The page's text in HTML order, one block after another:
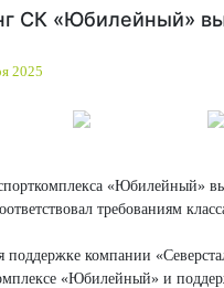
СК «Юбилейный»
2025
«Юбилейный»
требованиям
поддержке компании
«Юбилейный» и